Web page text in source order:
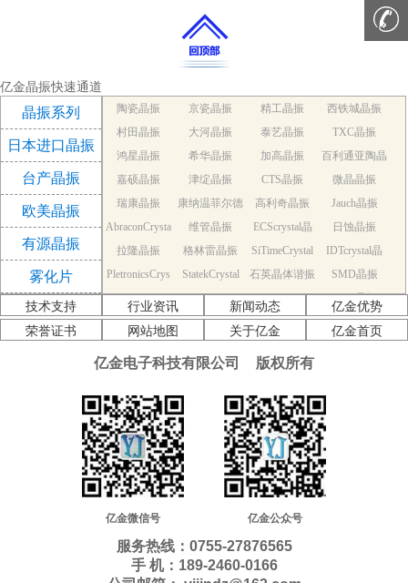
亿金晶振快速通道
晶振系列
日本进口晶振
台产晶振
欧美晶振
有源晶振
雾化片
陶瓷晶振 京瓷晶振 精工晶振
西铁城晶振
村田晶振
大河晶振 泰艺晶振
TXC晶振
鸿星晶振
希华晶振 加高晶振
百利通亚陶晶
振
嘉硕晶振 津绽晶振 CTS晶振
微晶晶振
瑞康晶振
康纳温菲尔德
晶振
高利奇晶振
Jauch晶振
AbraconCrysta
l晶振
维管晶振
ECScrystal晶
振
日蚀晶振
拉隆晶振
格林雷晶振
SiTimeCrystal
晶振
IDTcrystal晶
振
PletronicsCrys
tal晶振
StatekCrystal
晶振
石英晶体谐振
器
SMD晶振
KDS Quartz cr
ystal
NDK Quartz c
rystal
EPSON Quart
z crystal
AEK晶振
AEL晶振
Cardinal晶振 Crystek晶振
Euroquartz晶
振
KVG晶振
MMDCOMP
MtronPTI晶振
QuartzCom晶
振
QuartzChnik
SUNTSU晶振
Transko晶振
WI2WI晶振
富士晶振
MERCURY晶
振
韩国三呢晶振
ITTI晶振 ACT晶振
Lihom晶振
rubyquartz晶
Oscilent晶振
SHINSUNG
晶振
SMI晶振 PDI晶振
C-TECH晶振
Microchip晶
NIC晶振
QVS晶振 Bomar晶振
技术支持 行业资讯 新闻动态
亿金优势
荣誉证书
网站地图 关于亿金 亿金首页
亿金电子科技有限公司 版权所有
亿金微信号 亿金公众号
服务热线：0755-27876565
手 机：189-2460-0166